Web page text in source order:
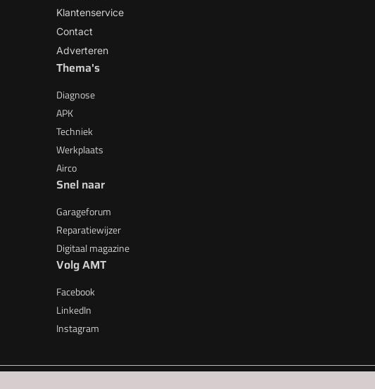
Klantenservice
Contact
Adverteren
Thema's
Diagnose
APK
Techniek
Werkplaats
Airco
Snel naar
Garageforum
Reparatiewijzer
Digitaal magazine
Volg AMT
Facebook
LinkedIn
Instagram